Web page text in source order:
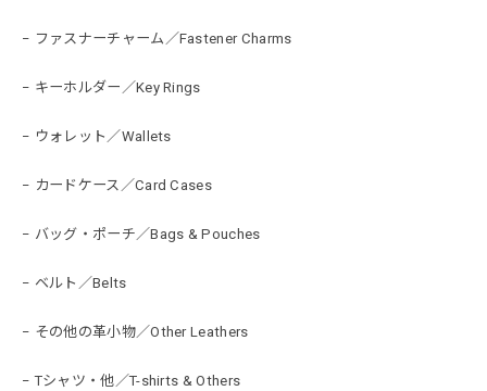
− ファスナーチャーム／Fastener Charms
− キーホルダー／Key Rings
− ウォレット／Wallets
− カードケース／Card Cases
− バッグ・ポーチ／Bags & Pouches
− ベルト／Belts
− その他の革小物／Other Leathers
− Tシャツ・他／T-shirts & Others